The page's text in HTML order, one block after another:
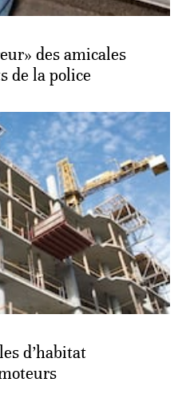
des amicales
de la police
d’habitat